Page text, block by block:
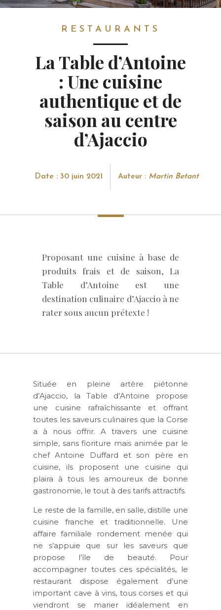
RESTAURANTS
La Table d’Antoine
: Une cuisine
authentique et de
saison au centre
d’Ajaccio
Date : 30 juin 2021 Auteur : Martin Betant
Proposant une cuisine à base de
produits frais et de saison, La
Table d’Antoine est une
destination culinaire d’Ajaccio à ne
rater sous aucun prétexte !
Située en pleine artère piétonne
d’Ajaccio, la Table d’Antoine propose
une cuisine rafraîchissante et offrant
toutes les saveurs culinaires que la Corse
a à nous offrir. A travers une cuisine
simple, sans fioriture mais animée par le
chef Antoine Duffard et son père en
cuisine, ils proposent une cuisine qui
plaira à tous les amoureux de bonne
gastronomie, le tout à des tarifs attractifs.
Le reste de la famille, en salle, distille une
cuisine franche et traditionnelle. Une
affaire familiale rondement menée qui
ne s’appuie que sur les saveurs que
propose l’île de beauté. Pour
accompagner toutes ces spécialités, le
restaurant dispose également d’une
important cave à vins, tous corses et qui
viendront se marier idéalement en